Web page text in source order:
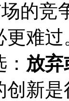
的竞
更难
放弃
创新